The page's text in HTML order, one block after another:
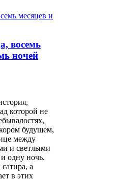
восемь
ночей
которой не
будущем,
между
и светлыми
одну ночь.
а
в этих